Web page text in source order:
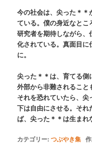
今の社会は、尖った＊＊
ている。僕の身近なと
研究者を期待しながら
化されている。真面目に
に。
尖った＊＊は、育てる側
外部から非難されること
それを恐れていたら、
下は自由にさせる。そ
ば、尖った＊＊は生まれ
カテゴリー:つぶやき集